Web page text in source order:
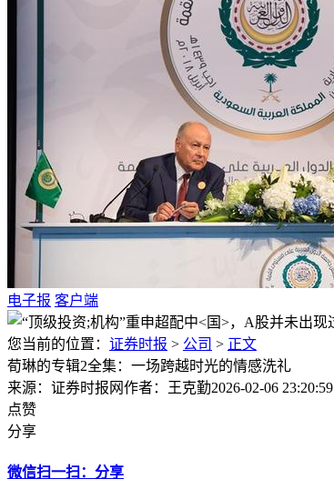
电子报 客户端
您当前的位置： 证券时报 > 公司 > 正文
荀琳的专辑2全集：一场跨越时光的情感洗礼
来源：证券时报网作者：王克勤2026-02-06 23:20:59
点赞
分享
微信扫一扫：分享